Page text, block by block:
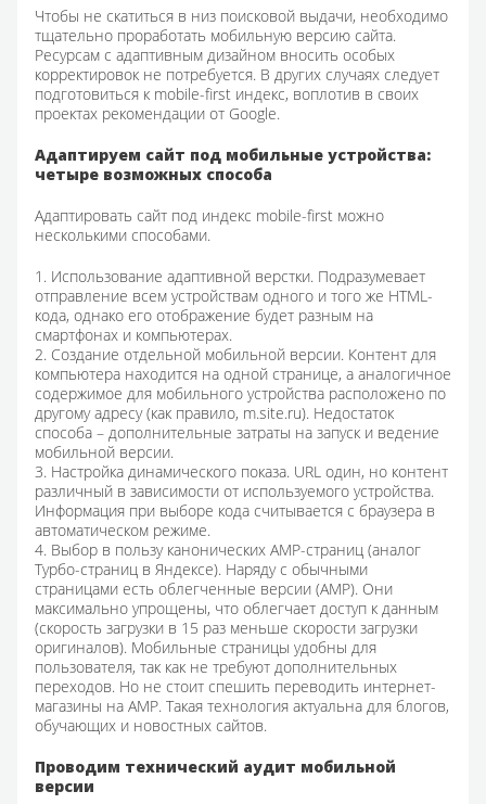
Чтобы не скатиться в низ поисковой выдачи, необходимо
тщательно проработать мобильную версию сайта.
Ресурсам с адаптивным дизайном вносить особых
корректировок не потребуется. В других случаях следует
подготовиться к mobile-first индекс, воплотив в своих
проектах рекомендации от Google.
Адаптируем сайт под мобильные устройства:
четыре возможных способа
Адаптировать сайт под индекс mobile-first можно
несколькими способами.
1. Использование адаптивной верстки. Подразумевает
отправление всем устройствам одного и того же HTML-
кода, однако его отображение будет разным на
смартфонах и компьютерах.
2. Создание отдельной мобильной версии. Контент для
компьютера находится на одной странице, а аналогичное
содержимое для мобильного устройства расположено по
другому адресу (как правило, m.site.ru). Недостаток
способа – дополнительные затраты на запуск и ведение
мобильной версии.
3. Настройка динамического показа. URL один, но контент
различный в зависимости от используемого устройства.
Информация при выборе кода считывается с браузера в
автоматическом режиме.
4. Выбор в пользу канонических AMP-страниц (аналог
Турбо-страниц в Яндексе). Наряду с обычными
страницами есть облегченные версии (AMP). Они
максимально упрощены, что облегчает доступ к данным
(скорость загрузки в 15 раз меньше скорости загрузки
оригиналов). Мобильные страницы удобны для
пользователя, так как не требуют дополнительных
переходов. Но не стоит спешить переводить интернет-
магазины на АМР. Такая технология актуальна для блогов,
обучающих и новостных сайтов.
Проводим технический аудит мобильной
версии